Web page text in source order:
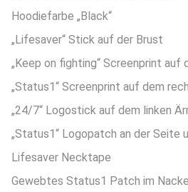
Hoodiefarbe „Black“
„Lifesaver“ Stick auf der Brust
„Keep on fighting“ Screenprint auf
„Status1“ Screenprint auf dem
„24/7“ Logostick auf dem linken
„Status1“ Logopatch an der Seite
Lifesaver Necktape
Gewebtes Status1 Patch im